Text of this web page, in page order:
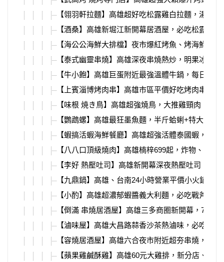
【翎羽軒拉麵】高雄超好吃松露雞白拉麵，湯頭
【酒桑】高雄新堀江新開幕居酒屋，必吃松露飯
【海公公海鮮大排檔】夜市爆紅烤魚、烤海鮮，
【泰式幽靈串燒】高雄深夜串燒熱炒，明果冰淇
【牛小飽】高雄巨蛋附近最強溫體牛鍋，每日善
【上賓淄博烤肉串】高雄市區平價好吃烤肉串、
【味根 焼き鳥】高雄超強燒鳥，大推雞頸肉、雞
【鸚鵡螺】高雄最狂墨魚麵，半斤蛤蜊+特大號魷
【蝦搞活蝦海鮮餐廳】高雄超強活體泰國蝦，套
【八八口頂級燒肉】高雄楠梓699起，炸物、甜點
【李好 熱壓吐司】高雄新開幕深夜熱壓吐司，口
【九鼎鍋】高雄、台南24小時營業平價小火鍋，
【小酌】高雄超濃郁蝦醬義大利麵，必吃戰斧豬
【倒滿 串燒居酒屋】高雄三多商圈新開幕，7月
【滷味屋】高雄大昌路蒜香沙茶熱滷味，必吃爆
【容燒居酒屋】高雄六合夜市附近超夯串燒，超
【蘋果雞鹹酥雞】高雄60元大雞排，新分店、買